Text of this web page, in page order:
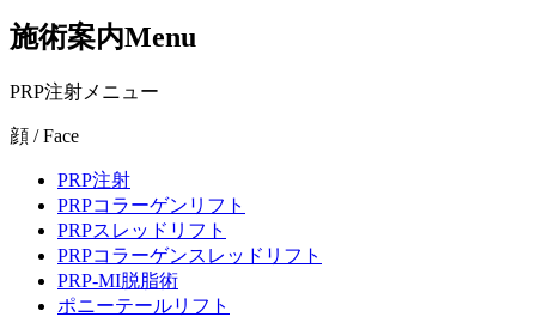
施術案内Menu
PRP注射メニュー
顔 / Face
PRP注射
PRPコラーゲンリフト
PRPスレッドリフト
PRPコラーゲンスレッドリフト
PRP-MI脱脂術
ポニーテールリフト